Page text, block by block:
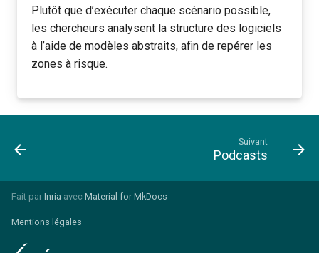
Plutôt que d’exécuter chaque scénario possible,
les chercheurs analysent la structure des logiciels
à l’aide de modèles abstraits, afin de repérer les
zones à risque.
Suivant
Podcasts
Fait par Inria avec Material for MkDocs
Mentions légales